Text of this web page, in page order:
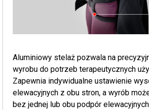
Aluminiowy stelaż pozwala na
wyrobu do potrzeb terapeutycznych
Zapewnia indywidualne ustawienie
elewacyjnych z obu stron, a wyrób
bez jednej lub obu podpór